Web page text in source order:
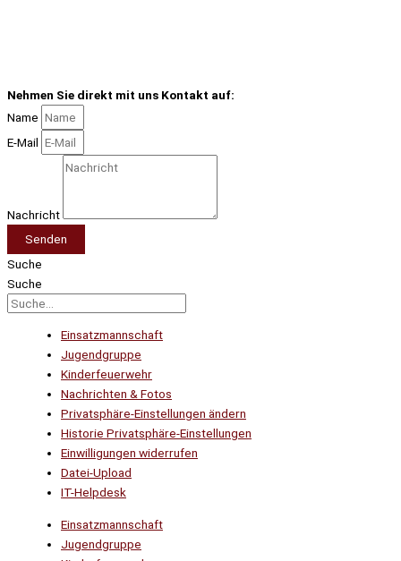
Nehmen Sie direkt mit uns Kontakt auf:
Name
E-Mail
Nachricht
Senden
Suche
Suche
Einsatzmannschaft
Jugendgruppe
Kinderfeuerwehr
Nachrichten & Fotos
Privatsphäre-Einstellungen ändern
Historie Privatsphäre-Einstellungen
Einwilligungen widerrufen
Datei-Upload
IT-Helpdesk
Einsatzmannschaft
Jugendgruppe